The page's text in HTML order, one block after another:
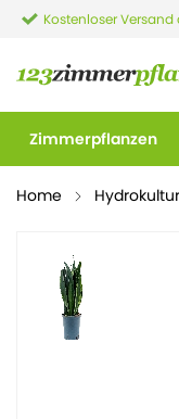
Kostenloser
Zimmerpflanzen
Home Hydrokultur